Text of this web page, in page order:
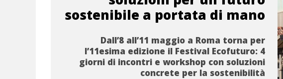
sostenibile a portata di mano
Dall’8 all’11 maggio a Roma torna per
l’11esima edizione il Festival Ecofuturo: 4
giorni di incontri e workshop con soluzioni
concrete per la sostenibilità